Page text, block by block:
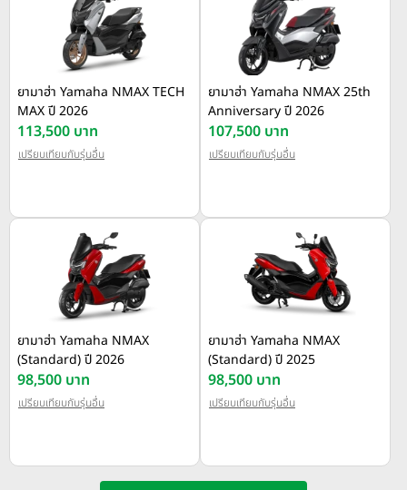
ยามาฮ่า Yamaha NMAX TECH
MAX ปี 2026
113,500 บาท
เปรียบเทียบกับรุ่นอื่น
ยามาฮ่า Yamaha NMAX 25th
Anniversary ปี 2026
107,500 บาท
เปรียบเทียบกับรุ่นอื่น
ยามาฮ่า Yamaha NMAX
(Standard) ปี 2026
98,500 บาท
เปรียบเทียบกับรุ่นอื่น
ยามาฮ่า Yamaha NMAX
(Standard) ปี 2025
98,500 บาท
เปรียบเทียบกับรุ่นอื่น